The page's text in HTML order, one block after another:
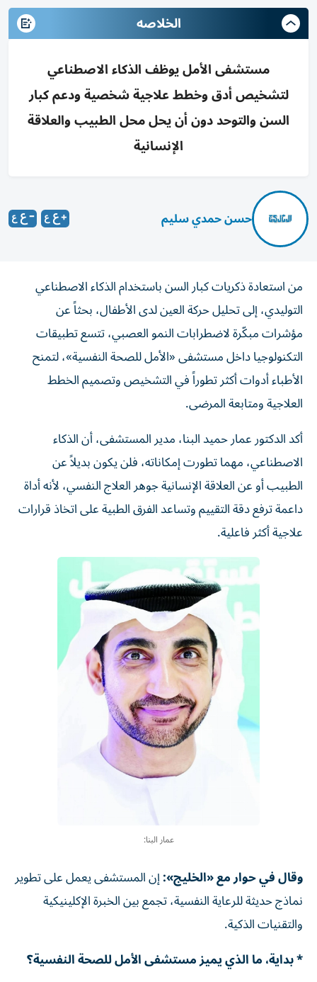
الخلاصه
مستشفى الأمل يوظف الذكاء الاصطناعي
لتشخيص أدق وخطط علاجية شخصية ودعم كبار
السن والتوحد دون أن يحل محل الطبيب والعلاقة
الإنسانية
حسن حمدي سليم
من استعادة ذكريات كبار السن باستخدام الذكاء الاصطناعي
التوليدي، إلى تحليل حركة العين لدى الأطفال، بحثاً عن
مؤشرات مبكّرة لاضطرابات النمو العصبي، تتسع تطبيقات
التكنولوجيا داخل مستشفى «الأمل للصحة النفسية»، لتمنح
الأطباء أدوات أكثر تطوراً في التشخيص وتصميم الخطط
العلاجية ومتابعة المرضى.
أكد الدكتور عمار حميد البنا، مدير المستشفى، أن الذكاء
الاصطناعي، مهما تطورت إمكاناته، فلن يكون بديلاً عن
الطبيب أو عن العلاقة الإنسانية جوهر العلاج النفسي، لأنه أداة
داعمة ترفع دقة التقييم وتساعد الفرق الطبية على اتخاذ قرارات
علاجية أكثر فاعلية.
عمار البنا:
وقال في حوار مع «الخليج»:إن المستشفى يعمل على تطوير
نماذج حديثة للرعاية النفسية، تجمع بين الخبرة الإكلينيكية
والتقنيات الذكية.
* بداية، ما الذي يميز مستشفى الأمل للصحة النفسية؟